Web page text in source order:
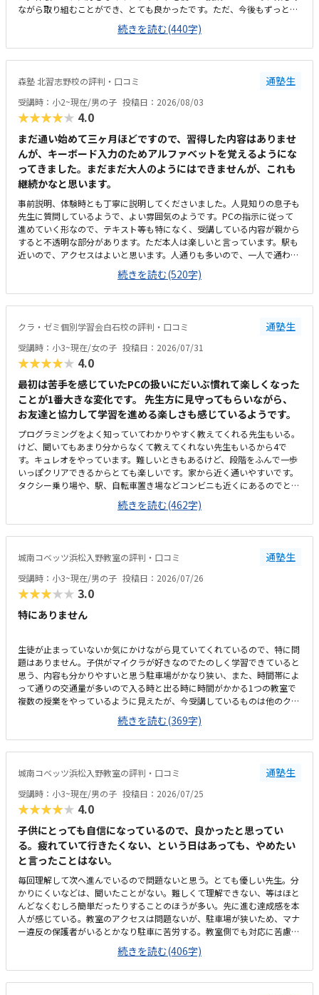
ながら取り組むことができ、とても良かったです。ただ、今後もずっとマ
インクラフトを使った内容ではないと伺ったので、その後も興味を持って
取り組めるかどうかは少し気になる点でした。教室は自宅から15分ほどの
距離にあり、通いやすいと感じました。また、駐車場もあるため、送り迎
えもしやすく、安心して通わせられる環境だと思いました。教室は一人ひ
分散しにくい工夫がされており、集中しやすい雰囲気だと感じました。月
4回（1回50分）で約12,000円という料金は、我が家にとってはやや高く
感じますが、プログラミング教室の相場を考えると、妥当な金額なのかな
と思いました。
続きを読む(440字)
森塾 北習志野校の評判・口コミ 通塾生
受講時：小2~現在/男の子 投稿日：2026/08/03
★★★★★ 4.0
まだ通い始めて三ヶ月ほどですので、習得した内容はありませ
んが、キーボード入力のためアルファベットを覚えるようにな
ってきました。まだまだ大人のようにはできませんが、これも
継続かなと思います。
事前説明、体験時とも丁寧に説明してくださいました。人見知りの息子も
先生に質問しているようで、よい雰囲気のようです。PCの指示に従って
進めていく形なので、テキスト等も特になく、受講している内容が親から
すると不透明な部分があります。ただ本人は楽しいと言っています。駅も
近いので、アクセスはよいと思います。人通りも多いので、一人で通わせ
てもそんなに問題ないかと思います。ただビルが少し古いので、子供から
すると怖いかもしれません。高校受験を主とする塾なので、小2の息子か
らすると静かかなと思います。ただそのぶん騒がずいるようなので、雰囲
気は悪くないと思います。プログラミングで一万円は安いと思います。た
体験のとき、PCの不具合でスタートが遅くなり、所定の時間よりも受講
時間が短くなってしまったことがありました。その際お電話いただき、少
し延長してもいいですかとご相談いただきました。時間がきたら終わり、
とせずにご対応いただけたのでうれしかったです。今のところ特にありま
せんが、授業内容が不透明なので習熟度がわからないところでしょうか。
ただ本人は楽しそうに通っています。特にありません。
続きを読む(520字)
クラ・ゼミ個別学習会白石校の評判・口コミ 通塾生
受講時：小3~現在/女の子 投稿日：2026/07/31
★★★★★ 4.0
最初は苦手を感じていたPCの扱いにだいぶ慣れて楽しくなった
ことが1番大きな変化です。 先生方に見守ってもらいながら、
お友達と協力して学習を進める楽しさも感じているようです。
プログラミングをよく知っていてわかりやすく教えてくれる先生もいる。
けど、聞いてもあまり分からなくて教えてくれない先生もいるから4で
す。キュレオをやっています。難しいときもあるけど、段階をふんで一歩
いっぽクリアできるからとても楽しいです。家から近く通いやすいです。
タクシー乗り場や、駅、自転車置き場などコンビニも近くにあるのでとて
も便利です。部屋はスッキリしていてきれいで勉強しやすいです。前に仕
切りもあるから集中できる。温度も聞いて調整してくれるから、過ごしや
すいです。教えてもらう時とそうでない時がある様子なので、あまり教え
てもらわない場合には料金的には高いと感じます。先生方がやさしくて和
きるので、喜んで通っています。トイレが教室から見えない離れた場所に
あり、クラゼミやビル関係以外の方も(屋外からも自由に入れる)使えるの
で、ひとりでトイレに行かせるのがかなり心配です。学校と違って急かさ
れることなくじっくり考えながら学習できるのが嬉しいと言っています。
続きを読む(462字)
城南コベッツ浜松入野教室の評判・口コミ 通塾生
受講時：小3~現在/男の子 投稿日：2026/07/26
★★★★★ 3.0
特にありません
生徒が止まっていないか気にかけながら見ていてくれているので、特に問
題はありません。子供がマイクラが好きなのでたのしく学習できていると
思う、内容も分かりやすいと思う駐車場がかなり狭い、また、時間帯によ
って通りの交通量が多いので入る時と出る時に時間がかかる1つの教室で
複数の授業をやっているように見えたが、今受講しているものは他のクラ
スとかぶっていないので気にはしていないこのくらいの金額はかかるもの
だと思う、特に不満はないです。回数も週一回で特に不満は無いです。静
かな雰囲気で学習できるのはよい、先生も生徒がつまづいていないか気に
かけながらされているので問題ないです部屋が1つしかなく、他の授業と
ありません
続きを読む(369字)
城南コベッツ浜松入野教室の評判・口コミ 通塾生
受講時：小3~現在/男の子 投稿日：2026/07/25
★★★★★ 4.0
子供にとっても自信になっているので、良かったと思ってい
る。疲れていて行きたくない、という日はあっても、やめたい
と言ったことはない。
毎回理解して次へ進んでいるので問題ないと思う。とても優しい先生。分
かりにくいなどは、聞いたことがない。難しくて理解できない、等はほと
んどなくむしろ簡単だったりすることのほうが多い。先に進む達成感を本
人が感じている。教室のアクセスは問題ないが、駐車場が狭いため、マナ
ー違反の保護者がいるとかなり駐車に苦労する。教室側でも対応に苦慮し
ている。教室というより、保護者のマナー問題。個人塾として問題ない。
置いているおやつが駄菓子とかでなく、良いオヤツのため、子どもたちは
いつも嬉しそう。こういった些細なことも、テンションを維持できる一つ
になる。プログラミングについては、ロボットではないためロボット教室
続きを読む(406字)